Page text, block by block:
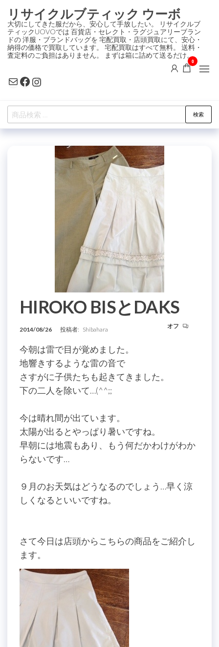
ン
テ
ン
ツ
プ
リサイクルブティック ウーボ
大切にしてきた服だから、安心して手放したい。 リサイクルブ
ティックUOVOでは 百貨店・セレクト・ラグジュアリーブラン
ドの 洋服・ブランドバッグを 宅配買取・店頭買取にて、安心・
納得の価格で買取しています。 宅配買取はすべて無料。 送料・
査定料のご負担はありません。 まずは箱に詰めて送るだけ。
MailFacebook
Instagram
0
検
索
検索
HIROKO BISとDAKS
2014/08/26 投稿者: Shibahara オフ
今朝は雷で目が覚めました。
地響きするような雷の音で
さすがに子供たちも起きてきました。
下の二人を除いて…(^^;;
今は晴れ間が出ています。
太陽が出るとやっぱり暑いですね。
早朝には地震もあり、もう何だかわけがわか
らないです…
９月のお天気はどうなるのでしょう…早く涼
しくなるといいですね。
さて今日は店頭からこちらの商品をご紹介し
ます。